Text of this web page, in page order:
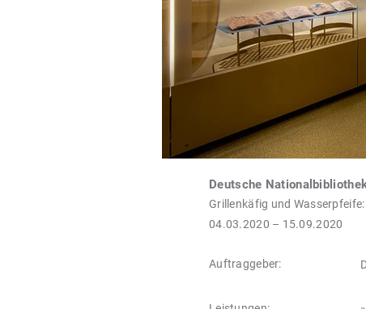
Deutsche
Grillenkäfig und
04.03.2020 – 15.09.2020
Auftraggeber: